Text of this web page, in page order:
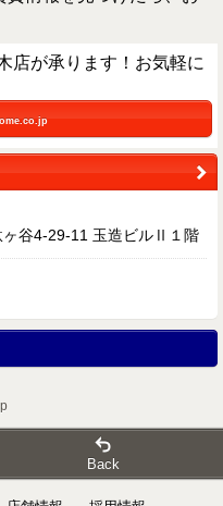
店が承ります！お気軽に
ヶ谷4-29-11 玉造ビルⅡ１階
Back